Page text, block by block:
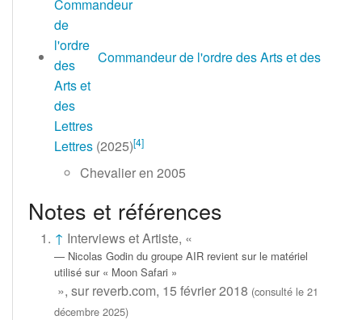
Commandeur de l'ordre des Arts et des
Lettres (2025)[4]
Chevalier en 2005
Notes et références
↑ InterviewsetArtiste, «
Nicolas Godin du groupe AIR revient sur le matériel
utilisé sur « Moon Safari »
», sur reverb.com, 15 février 2018 (consulté le 21
décembre 2025)